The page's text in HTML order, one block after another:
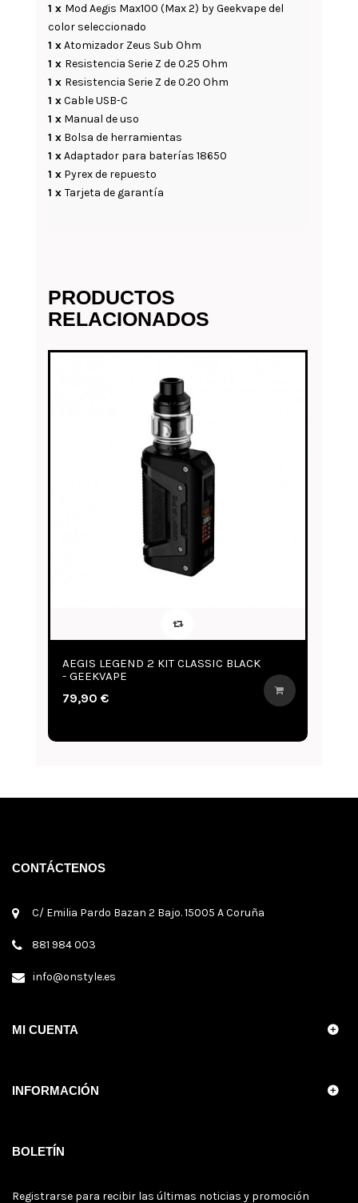
1 x Mod Aegis Max100 (Max 2) by Geekvape del
color seleccionado
1 xAtomizador Zeus Sub Ohm
1 x Resistencia Serie Z de 0.25 Ohm
1 x Resistencia Serie Z de 0.20 Ohm
1 xCable USB-C
1 xManual de uso
1 xBolsa de herramientas
1 xAdaptador para baterías 18650
1 xPyrex de repuesto
1 x Tarjeta de garantía
PRODUCTOS
RELACIONADOS
LEGEND 2 KIT CLASSIC BLACK
MAX 100 (AEGIS
GEEKVAPE
69,90 €
CONTÁCTENOS
C/ Emilia Pardo Bazan 2 Bajo. 15005 A Coruña
881 984 003
info@onstyle.es
MI CUENTA
INFORMACIÓN
BOLETÍN
Registrarse para recibir las últimas noticias y promoción